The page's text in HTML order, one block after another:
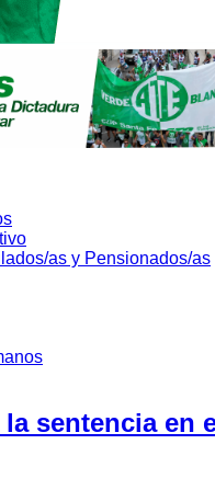
as y Pensionados/as
sentencia en